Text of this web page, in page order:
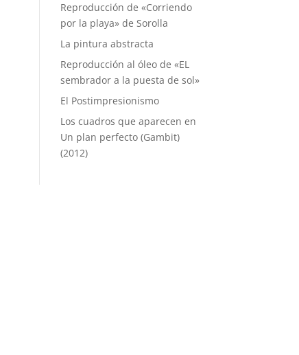
Reproducción de «Corriendo
por la playa» de Sorolla
La pintura abstracta
Reproducción al óleo de «EL
sembrador a la puesta de sol»
El Postimpresionismo
Los cuadros que aparecen en
Un plan perfecto (Gambit)
(2012)